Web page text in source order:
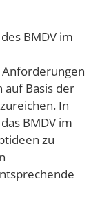
BMDV im
Basis der
In
BMDV im
zu